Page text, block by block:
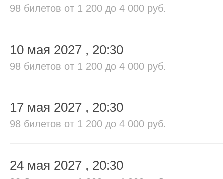
98 билетов от 1 200 до 4 000 руб.
10 мая 2027 , 20:30
98 билетов от 1 200 до 4 000 руб.
17 мая 2027 , 20:30
98 билетов от 1 200 до 4 000 руб.
24 мая 2027 , 20:30